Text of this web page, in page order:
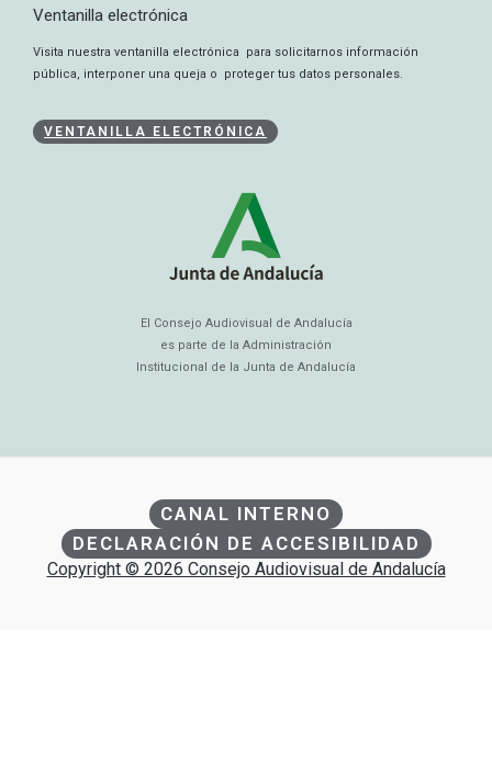
Ventanilla electrónica
Visita nuestra ventanilla electrónica para solicitarnos información
pública, interponer una queja o proteger tus datos personales.
VENTANILLA ELECTRÓNICA
El Consejo Audiovisual de Andalucía
es parte de la Administración
Institucional de la Junta de Andalucía
CANAL INTERNO
DECLARACIÓN DE ACCESIBILIDAD
Copyright © 2026 Consejo Audiovisual de Andalucía